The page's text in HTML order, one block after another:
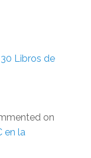
30 Libros de
on
en la